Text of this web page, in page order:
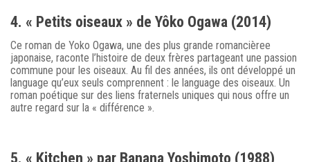
4. « Petits oiseaux » de Yôko Ogawa (2014)
Ce roman de Yoko Ogawa, une des plus grande romancièree
japonaise, raconte l’histoire de deux frères partageant une passion
commune pour les oiseaux. Au fil des années, ils ont développé un
language qu’eux seuls comprennent : le language des oiseaux. Un
roman poétique sur des liens fraternels uniques qui nous offre un
autre regard sur la « différence ».
5. « Kitchen » par Banana Yoshimoto (1988)